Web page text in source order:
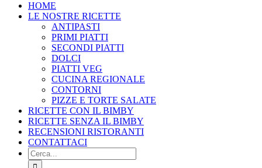
HOME
LE NOSTRE RICETTE
ANTIPASTI
PRIMI PIATTI
SECONDI PIATTI
DOLCI
PIATTI VEG
CUCINA REGIONALE
CONTORNI
PIZZE E TORTE SALATE
RICETTE CON IL BIMBY
RICETTE SENZA IL BIMBY
RECENSIONI RISTORANTI
CONTATTACI
Cerca
per: